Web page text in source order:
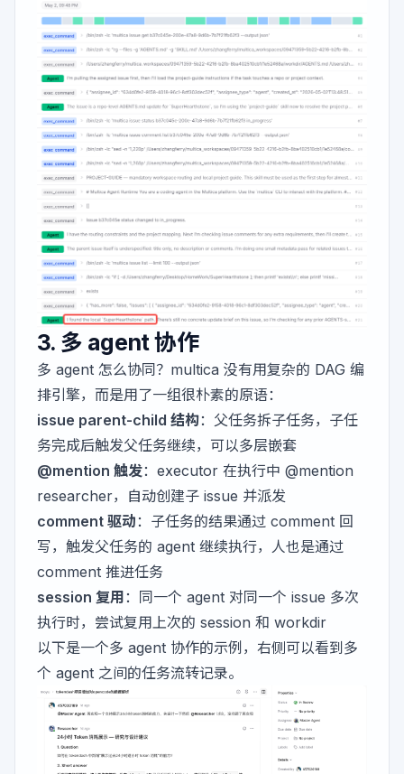
3. 多 agent 协作
多 agent 怎么协同？multica 没有用复杂的 DAG 编
排引擎，而是用了一组很朴素的原语：
issue parent-child 结构：父任务拆子任务，子任
务完成后触发父任务继续，可以多层嵌套
@mention 触发：executor 在执行中 @mention
researcher，自动创建子 issue 并派发
comment 驱动：子任务的结果通过 comment 回
写，触发父任务的 agent 继续执行，人也是通过
comment 推进任务
session 复用 ：同一个 agent 对同一个 issue 多次
执行时，尝试复用上次的 session 和 workdir
以下是一个多 agent 协作的示例，右侧可以看到多
个 agent 之间的任务流转记录。